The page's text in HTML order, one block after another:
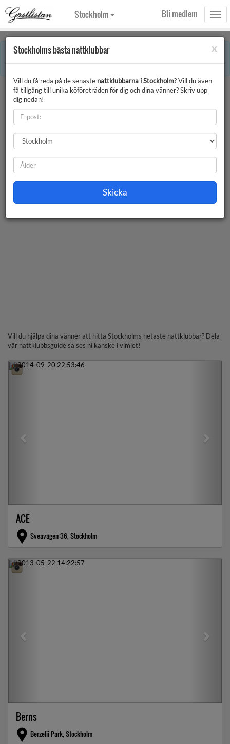
Bli medlem
Stockholm
×
Error:
Denna månaden innehåller röda dagar. Vissa uppgifter på sidan kan
därför vara avvikande.
Filter
Stockholms bästa nattklubbar
Vill du hjälpa dina vänner att hitta Stockholms hetaste nattklubbar? Dela
vår nattklubbsguide så ses ni kanske i vimlet!
Previous
ACE
Sveavägen 36, Stockholm
Previous
Berns
Berzelii Park, Stockholm
x
Stockholms bästa nattklubbar
Vill du få reda på de senaste nattklubbarna i Stockholm? Vill du även
få tillgång till unika köföreträden för dig och dina vänner? Skriv upp
dig nedan!